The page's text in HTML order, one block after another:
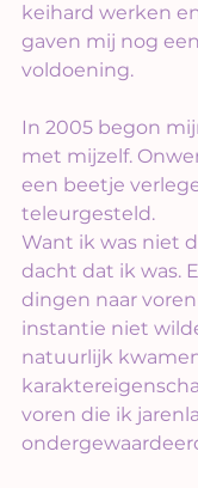
keihard werken
gaven mij nog
voldoening.
In 2005 begon
met mijzelf.
een beetje
teleurgesteld.
Want ik was niet
dacht dat ik was.
dingen naar
instantie niet
natuurlijk
voren die ik